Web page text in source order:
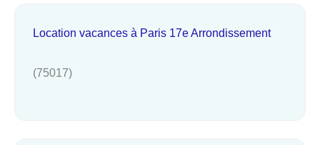
Location vacances à Paris 17e Arrondissement
(75017)